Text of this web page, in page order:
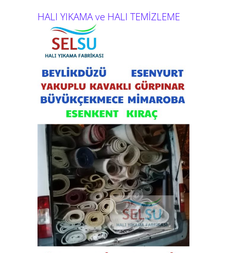
HALI YIKAMA ve HALI TEMİZLEME